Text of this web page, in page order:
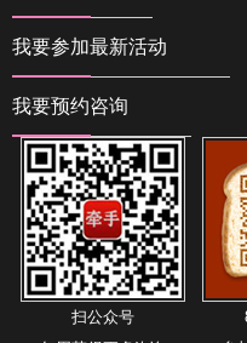
我要参加最新活动
我要预约咨询
扫公众号